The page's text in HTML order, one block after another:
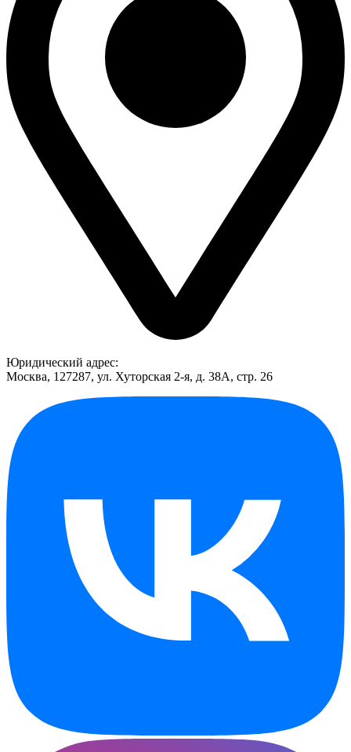
Юридический адрес:
Москва, 127287, ул. Хуторская 2-я, д. 38А, стр. 26